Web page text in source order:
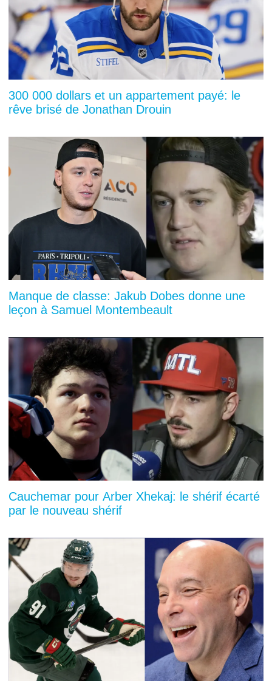
300 000 dollars et un appartement payé: le
rêve brisé de Jonathan Drouin
Manque de classe: Jakub Dobes donne une
leçon à Samuel Montembeault
Cauchemar pour Arber Xhekaj: le shérif écarté
par le nouveau shérif